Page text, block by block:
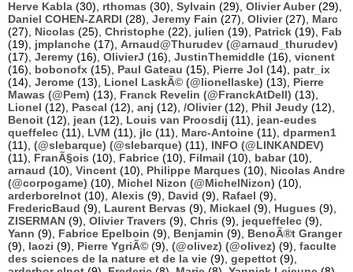
Herve Kabla (30), rthomas (30), Sylvain (29), Olivier Auber(29),
Daniel COHEN-ZARDI (28), Jeremy Fain (27), Olivier(27), Marc
(27), Nicolas (25), Christophe (22), julien (19), Patrick (19), Fab
(19), jmplanche (17), Arnaud@Thurudev (@arnaud_thurudev)
(17), Jeremy (16), OlivierJ (16), JustinThemiddle (16), vicnent
(16), bobonofx (15), Paul Gateau (15), Pierre Jol (14), patr_ix
(14), Jerome (13), Lionel LaskÃ© (@lionellaske) (13), Pierre
Mawas (@Pem) (13), Franck Revelin (@FranckAtDell) (13),
Lionel (12), Pascal (12), anj (12), /Olivier(12), Phil Jeudy (12),
Benoit (12), jean (12), Louis van Proosdij (11), jean-eudes
queffelec (11), LVM (11), jlc (11), Marc-Antoine (11), dparmen1
(11), (@slebarque) (@slebarque) (11), INFO (@LINKANDEV)
(11), FranÃ§ois (10), Fabrice (10), Filmail (10), babar(10),
arnaud (10), Vincent (10), Philippe Marques (10), Nicolas Andre
(@corpogame) (10), Michel Nizon (@MichelNizon) (10),
arderborelnot (10), Alexis (9), David (9), Rafael (9),
FredericBaud (9), Laurent Bervas (9), Mickael (9), Hugues (9),
ZISERMAN (9), Olivier Travers (9), Chris (9), jequeffelec (9),
Yann (9), Fabrice Epelboin (9), Benjamin (9), BenoÃ®t Granger
(9), laozi (9), Pierre YgriÃ© (9), (@olivez) (@olivez) (9), faculte
des sciences de la nature et de la vie (9), gepettot (9),